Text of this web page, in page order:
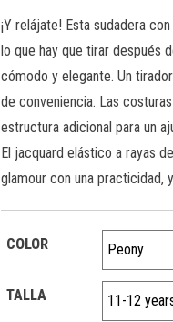
¡Y relájate! Esta sudadera
lo que hay que tirar después
cómodo y elegante. Un
de conveniencia. Las
estructura adicional para un
El jacquard elástico a rayas
glamour con una practicidad,
COLOR
TALLA